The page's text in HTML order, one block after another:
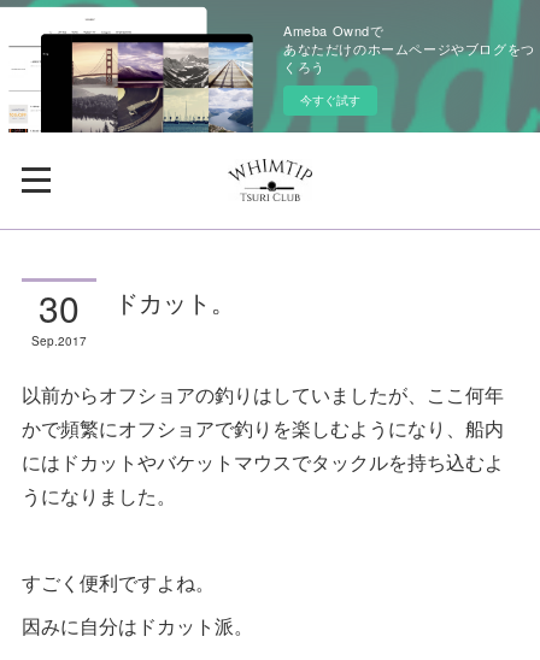
Ameba Owndで
あなただけのホームページやブログをつ
くろう
今すぐ試す
30
Sep 2017
ドカット。
以前からオフショアの釣りはしていましたが、ここ何年
かで頻繁にオフショアで釣りを楽しむようになり、船内
にはドカットやバケットマウスでタックルを持ち込むよ
うになりました。
すごく便利ですよね。
因みに自分はドカット派。